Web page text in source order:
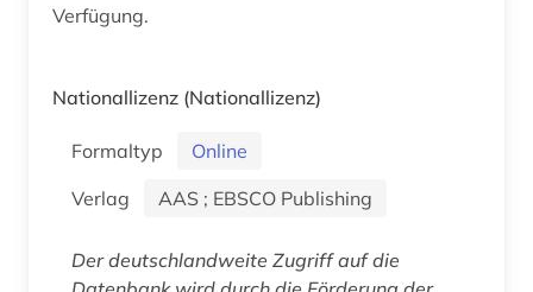
Verfügung.
Nationallizenz (Nationallizenz)
Formaltyp
Online
Verlag
AAS ; EBSCO Publishing
Der deutschlandweite Zugriff auf die